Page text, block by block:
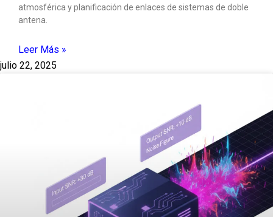
atmosférica y planificación de enlaces de sistemas de doble
antena.
Leer Más »
julio 22, 2025